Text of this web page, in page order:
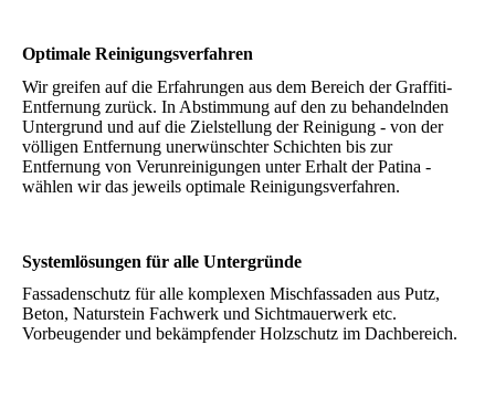
Optimale Reinigungsverfahren
Wir greifen auf die Erfahrungen aus dem Bereich der Graffiti-
Entfernung zurück. In Abstimmung auf den zu behandelnden
Untergrund und auf die Zielstellung der Reinigung - von der
völligen Entfernung unerwünschter Schichten bis zur
Entfernung von Verunreinigungen unter Erhalt der Patina -
wählen wir das jeweils optimale Reinigungsverfahren.
Systemlösungen für alle Untergründe
Fassadenschutz für alle komplexen Mischfassaden aus Putz,
Beton, Naturstein Fachwerk und Sichtmauerwerk etc.
Vorbeugender und bekämpfender Holzschutz im Dachbereich.